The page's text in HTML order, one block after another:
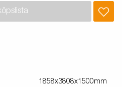
1858x3808x1500mm